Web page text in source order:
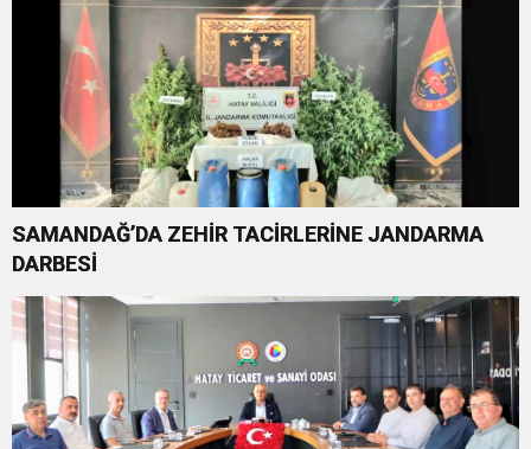
SAMANDAĞ’DA ZEHİR TACİRLERİNE JANDARMA
DARBESİ